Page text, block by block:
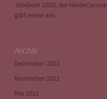
Jubiläum 2020, die HeideCuisine
gibt einen aus
Archiv
Dezember 2021
November 2021
Mai 2021